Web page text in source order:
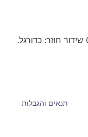
שפילד יונייטד - מידלסברו 06:00 - 07:50 שידור חוזר: כדורגל.
תנאים והגבלות